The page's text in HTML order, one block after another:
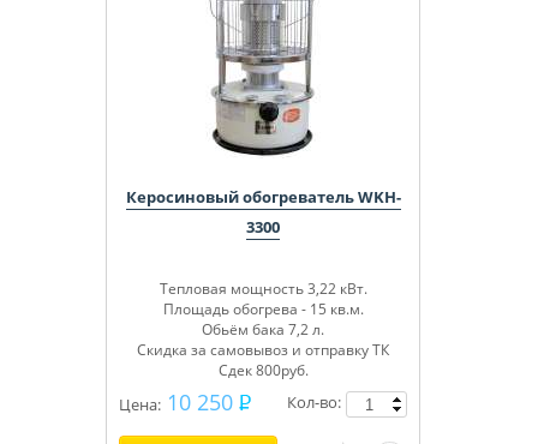
Керосиновый обогреватель WKH-
3300
Тепловая мощность 3,22 кВт.
Площадь обогрева - 15 кв.м.
Обьём бака 7,2 л.
Скидка за самовывоз и отправку ТК
Сдек 800руб.
Цена: 10 250
Кол-во: